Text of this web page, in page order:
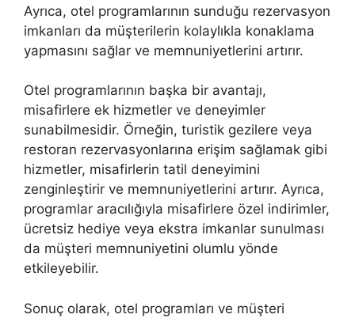
Ayrıca, otel programlarının sunduğu rezervasyon
imkanları da müşterilerin kolaylıkla konaklama
yapmasını sağlar ve memnuniyetlerini artırır.
Otel programlarının başka bir avantajı,
misafirlere ek hizmetler ve deneyimler
sunabilmesidir. Örneğin, turistik gezilere veya
restoran rezervasyonlarına erişim sağlamak gibi
hizmetler, misafirlerin tatil deneyimini
zenginleştirir ve memnuniyetlerini artırır. Ayrıca,
programlar aracılığıyla misafirlere özel indirimler,
ücretsiz hediye veya ekstra imkanlar sunulması
da müşteri memnuniyetini olumlu yönde
etkileyebilir.
Sonuç olarak, otel programları ve müşteri